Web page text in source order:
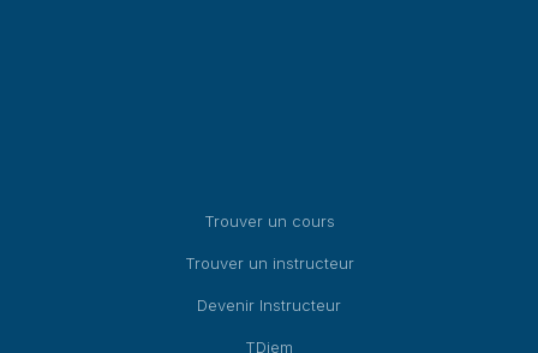
Trouver un cours
Trouver un instructeur
Devenir Instructeur
TDjem